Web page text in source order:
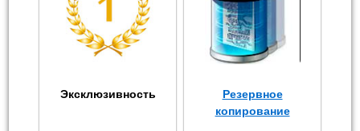
Эксклюзивность
Резервное
копирование